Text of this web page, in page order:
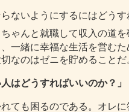
ないようにするにはどう
ゃんと就職して収入の道
一緒に幸福な生活を営む
なのはゼニを貯めること
はどうすればいいのか？」
ても困るのである。オレ